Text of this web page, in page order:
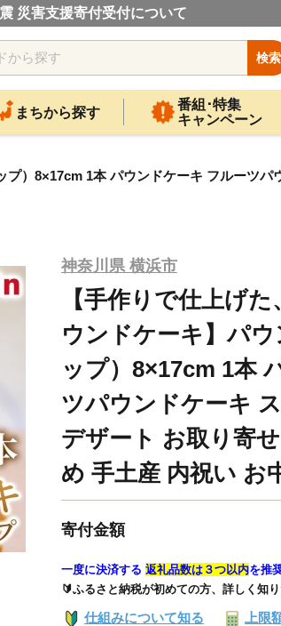
災害支援寄付受付について
検索
まちから探す
番組･特集
キャンペーン
）8×17cm 1本 パウンドケーキ フルーツ
神奈川県 横浜市
【手作りで仕上げ
ウンドケーキ】パ
ップ）8×17cm 1本
ツパウンドケーキ
デザート お取り寄
め 手土産 内祝い お
寄付金額
一度に決済する 返礼品数は３つ以内を推
🔰ふるさと納税が初めての方、詳しく知
仕組みについて知る 上限